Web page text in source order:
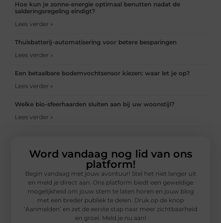
Hoe kun je zonne-energie optimaal benutten nadat de
salderingsregeling eindigt?
Lees verder »
Thuisbatterij-automatisering voor betere besparingen
Lees verder »
Een betaalbare bodemvochtsensor kiezen: waar let je op?
Lees verder »
Welke bio-sfeerhaarden sluiten aan bij uw woonstijl?
Lees verder »
Word vandaag nog lid van ons
platform!
Begin vandaag met jouw avontuur! Stel het niet langer uit
en meld je direct aan. Ons platform biedt een geweldige
mogelijkheid om jouw stem te laten horen en jouw blog
met een breder publiek te delen. Druk op de knop
‘Aanmelden’ en zet de eerste stap naar meer zichtbaarheid
en groei. Meld je nu aan!